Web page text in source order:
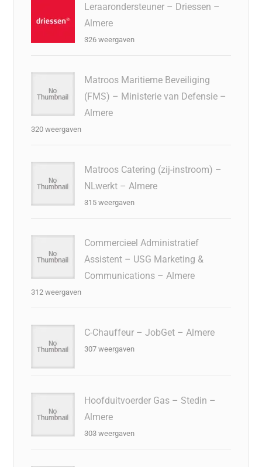
Leraarondersteuner – Driessen –
Almere
326 weergaven
Matroos Maritieme Beveiliging
(FMS) – Ministerie van Defensie –
Almere
320 weergaven
Matroos Catering (zij-instroom) –
NLwerkt – Almere
315 weergaven
Commercieel Administratief
Assistent – USG Marketing &
Communications – Almere
312 weergaven
C-Chauffeur – JobGet – Almere
307 weergaven
Hoofduitvoerder Gas – Stedin –
Almere
303 weergaven